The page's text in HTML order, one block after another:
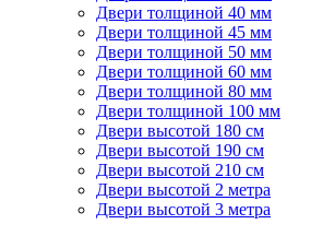
Двери толщиной 40 мм
Двери толщиной 45 мм
Двери толщиной 50 мм
Двери толщиной 60 мм
Двери толщиной 80 мм
Двери толщиной 100 мм
Двери высотой 180 см
Двери высотой 190 см
Двери высотой 210 см
Двери высотой 2 метра
Двери высотой 3 метра